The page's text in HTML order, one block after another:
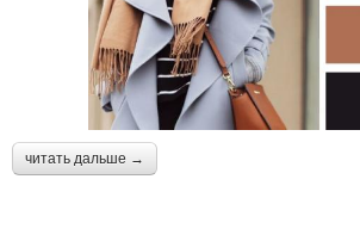
читать дальше →